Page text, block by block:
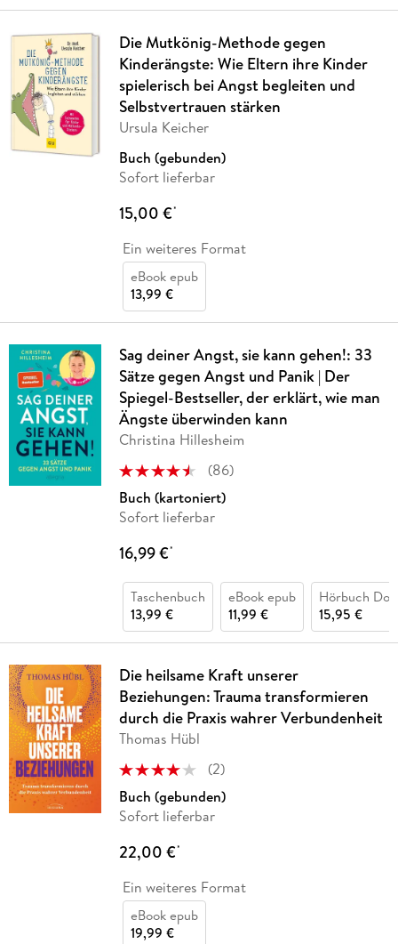
Die Mutkönig-Methode gegen
Kinderängste: Wie Eltern ihre Kinder
spielerisch bei Angst begleiten und
Selbstvertrauen stärken
Ursula Keicher
Buch (gebunden)
Sofort lieferbar
15,00 €*
Ein weiteres Format
eBook epub
13,99 €
Sag deiner Angst, sie kann gehen!: 33
Sätze gegen Angst und Panik | Der
Spiegel-Bestseller, der erklärt, wie man
Ängste überwinden kann
Christina Hillesheim
(86)
Buch (kartoniert)
Sofort lieferbar
16,99 €*
Taschenbuch
13,99 €
eBook epub
11,99 €
Hörbuch
15,95 €
Die heilsame Kraft unserer
Beziehungen: Trauma transformieren
durch die Praxis wahrer Verbundenheit
Thomas Hübl
(2)
Buch (gebunden)
Sofort lieferbar
22,00 €*
Ein weiteres Format
eBook epub
19,99 €